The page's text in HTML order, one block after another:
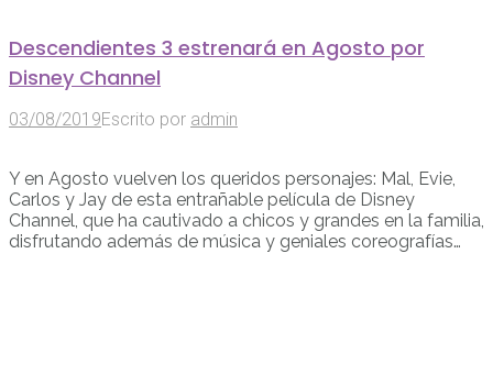
Descendientes 3 estrenará en Agosto por
Disney Channel
03/08/2019Escrito por admin
Y en Agosto vuelven los queridos personajes: Mal, Evie,
Carlos y Jay de esta entrañable película de Disney
Channel, que ha cautivado a chicos y grandes en la familia,
disfrutando además de música y geniales coreografías…